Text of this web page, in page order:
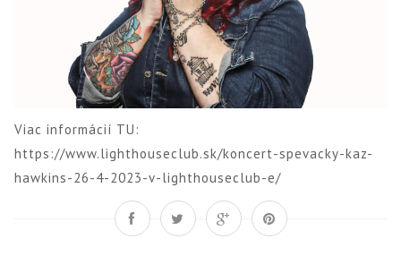
Viac informácií TU:
https://www.lighthouseclub.sk/koncert-spevacky-kaz-
hawkins-26-4-2023-v-lighthouseclub-e/